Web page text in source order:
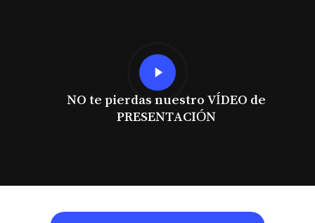
Play
Video
NO te pierdas nuestro VÍDEO de
PRESENTACIÓN